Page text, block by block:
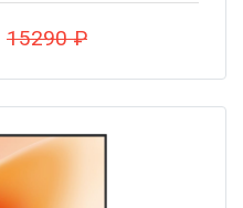
15290 ₽